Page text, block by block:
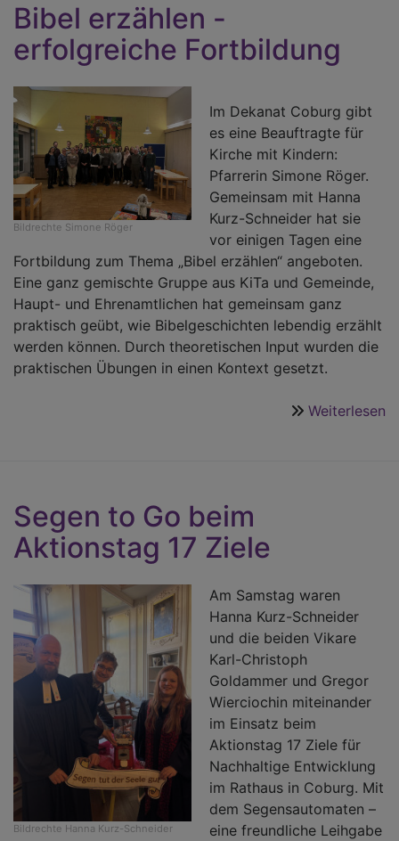
Bibel erzählen -
erfolgreiche Fortbildung
Bildrechte Simone Röger
Im Dekanat Coburg gibt
es eine Beauftragte für
Kirche mit Kindern:
Pfarrerin Simone Röger.
Gemeinsam mit Hanna
Kurz-Schneider hat sie
vor einigen Tagen eine
Fortbildung zum Thema „Bibel erzählen“ angeboten.
Eine ganz gemischte Gruppe aus KiTa und Gemeinde,
Haupt- und Ehrenamtlichen hat gemeinsam ganz
praktisch geübt, wie Bibelgeschichten lebendig erzählt
werden können. Durch theoretischen Input wurden die
praktischen Übungen in einen Kontext gesetzt.
Weiterlesen
Segen to Go beim
Aktionstag 17 Ziele
Bildrechte Hanna Kurz-Schneider
Am Samstag waren
Hanna Kurz-Schneider
und die beiden Vikare
Karl-Christoph
Goldammer und Gregor
Wierciochin miteinander
im Einsatz beim
Aktionstag 17 Ziele für
Nachhaltige Entwicklung
im Rathaus in Coburg. Mit
dem Segensautomaten –
eine freundliche Leihgabe